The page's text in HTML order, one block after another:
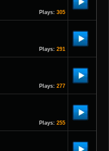
Plays: 305
Plays: 291
Plays: 277
Plays: 255